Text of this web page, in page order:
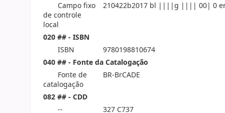
Campo fixo
de controle
local
210422b2017 bl ||||g |||| 00| 0
020 ## - ISBN
ISBN
9780198810674
040 ## - Fonte da Catalogação
Fonte de
catalogação
BR-BrCADE
082 ## - CDD
--
327 C737